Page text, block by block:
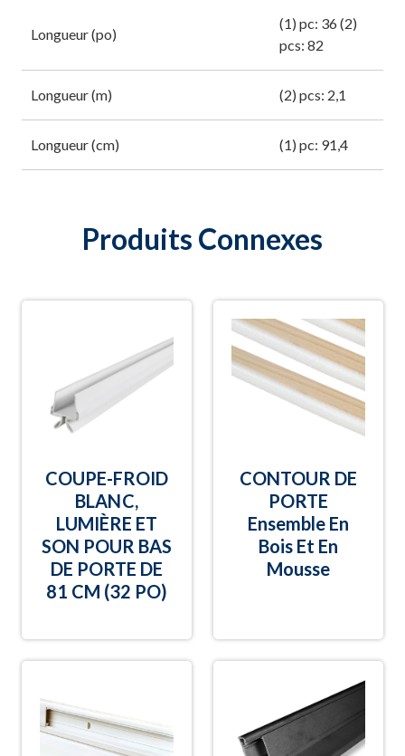
Longueur (po)
(1) pc: 36 (2)
pcs: 82
Longueur (m) (2) pcs: 2,1
Longueur (cm) (1) pc: 91,4
Produits Connexes
COUPE-FROID
BLANC,
LUMIÈRE ET
SON POUR BAS
DE PORTE DE
81 CM (32 PO)
CONTOUR DE
PORTE
Ensemble En
Bois Et En
Mousse